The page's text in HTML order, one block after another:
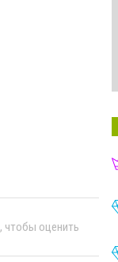
, чтобы оценить